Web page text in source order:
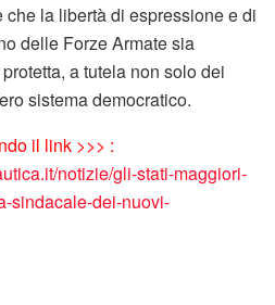
la libertà di espressione e di
delle Forze Armate sia
a tutela non solo dei
sistema democratico.
il link >>> :
notizie/gli-stati-maggiori-
sindacale-dei-nuovi-